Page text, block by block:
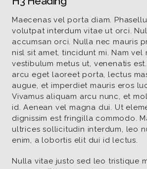
Maecenas vel porta diam.
volutpat interdum vitae ut orci.
accumsan orci. Nulla nec mauris
nisl sit amet, tincidunt mi. Nam vel
vestibulum metus ut, venenatis
arcu eget laoreet porta, lectus
augue, et imperdiet mauris eros
Vivamus aliquam arcu nunc, et
id. Aenean vel magna dui. Ut
dignissim est fringilla commodo.
ultrices sollicitudin interdum, leo
enim, a lobortis elit dui id lectus.
Nulla vitae justo sed leo tristique